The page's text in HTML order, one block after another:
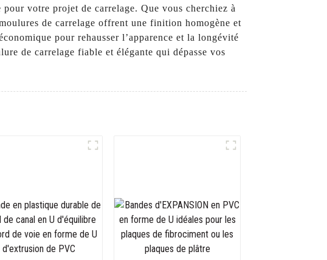
votre projet de carrelage. Que vous cherchiez à
de carrelage offrent une finition homogène et
pour rehausser l’apparence et la longévité
de carrelage fiable et élégante qui dépasse vos